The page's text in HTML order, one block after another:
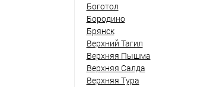
Боготол
Бородино
Брянск
Верхний Тагил
Верхняя Пышма
Верхняя Салда
Верхняя Тура